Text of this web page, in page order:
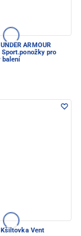
UNDER ARMOUR
pro
balení
Kšiltovka Vent